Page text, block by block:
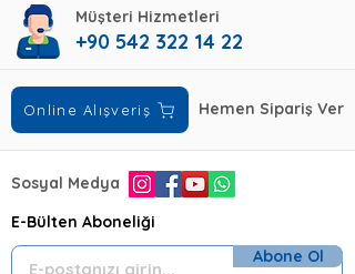
Müşteri Hizmetleri
+90 542 322 14 22
Online Alışveriş Hemen Sipariş Ver
Sosyal Medya
E-Bülten Aboneliği
Abone Ol